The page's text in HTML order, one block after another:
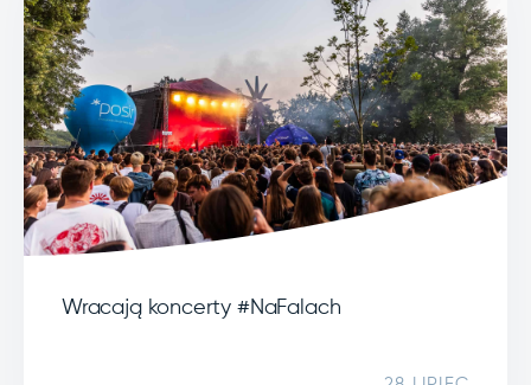
Wracają koncerty #NaFalach